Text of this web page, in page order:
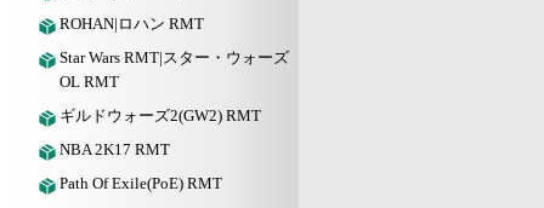
ROHAN|ロハン RMT
Star Wars RMT|スター・ウォーズ
OL RMT
ギルドウォーズ2(GW2) RMT
NBA 2K17 RMT
Path Of Exile(PoE) RMT